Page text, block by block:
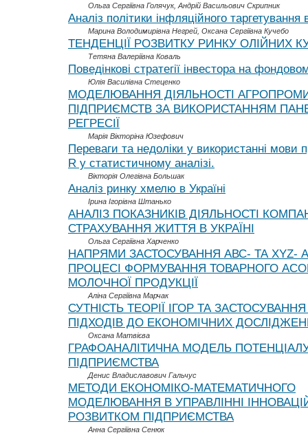
Ольга Сергіївна Голячук, Андрій Васильович Скрипник
Аналіз політики інфляційного таргетування
Марина Володимирівна Негрей, Оксана Сергіївна Кучебо
ТЕНДЕНЦІЇ РОЗВИТКУ РИНКУ ОЛІЙНИХ
Тетяна Валеріївна Коваль
Поведінкові стратегії інвестора на
Юлія Василівна Стеценко
МОДЕЛЮВАННЯ ДІЯЛЬНОСТІ
ПІДПРИЄМСТВ ЗА ВИКОРИСТАННЯМ
РЕГРЕСІЇ
Марія Вікторіна Юзефович
Переваги та недоліки у використанні мови
R у статистичному аналізі.
Вікторія Олегівна Большак
Аналіз ринку хмелю в Україні
Ірина Ігорівна Штанько
АНАЛІЗ ПОКАЗНИКІВ ДІЯЛЬНОСТІ
СТРАХУВАННЯ ЖИТТЯ В УКРАЇНІ
Ольга Сергіївна Харченко
НАПРЯМИ ЗАСТОСУВАННЯ АВС- ТА XYZ-
ПРОЦЕСІ ФОРМУВАННЯ ТОВАРНОГО
МОЛОЧНОЇ ПРОДУКЦІЇ
Аліна Сергіївна Марчак
СУТНІСТЬ ТЕОРІЇ ІГОР ТА
ПІДХОДІВ ДО ЕКОНОМІЧНИХ
Оксана Матвієва
ГРАФОАНАЛІТИЧНА МОДЕЛЬ
ПІДПРИЄМСТВА
Денис Владиславович Гальчус
МЕТОДИ ЕКОНОМІКО-МАТЕМАТИЧНОГО
МОДЕЛЮВАННЯ В УПРАВЛІННІ
РОЗВИТКОМ ПІДПРИЄМСТВА
Анна Сергіївна Сенюк